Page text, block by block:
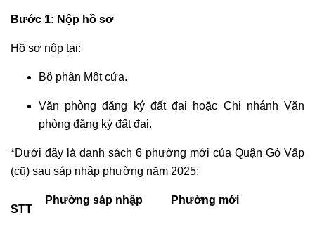
Bước 1: Nộp hồ sơ
Hồ sơ nộp tại:
Bộ phận Một cửa.
Văn phòng đăng ký đất đai hoặc Chi nhánh Văn
phòng đăng ký đất đai.
*Dưới đây là danh sách 6 phường mới của Quận Gò Vấp
(cũ) sau sáp nhập phường năm 2025:
STT
Phường sáp nhập Phường mới